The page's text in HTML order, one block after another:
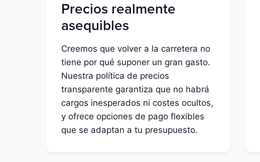
Precios realmente
asequibles
Creemos que volver a la carretera no
tiene por qué suponer un gran gasto.
Nuestra política de precios
transparente garantiza que no habrá
cargos inesperados ni costes ocultos,
y ofrece opciones de pago flexibles
que se adaptan a tu presupuesto.